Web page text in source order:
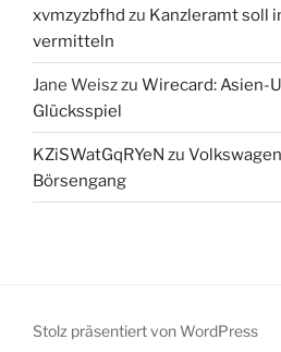
xvmzyzbfhd zu Kanzleramt soll
vermitteln
Jane Weiszzu Wirecard: Asien-
Glücksspiel
KZiSWatGqRYeN zu
Börsengang
Stolz präsentiert von WordPress